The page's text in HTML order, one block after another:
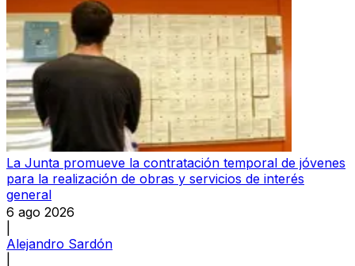
La Junta promueve la contratación temporal de jóvenes
para la realización de obras y servicios de interés
general
6 ago 2026
Alejandro Sardón